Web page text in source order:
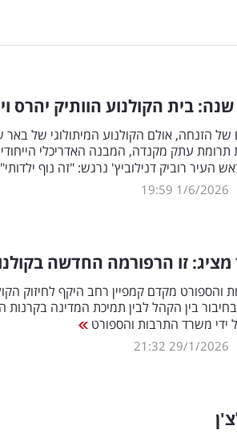
של הזנחה, אולם הקולנוע המיתולוגי של
תרומת עתק מקנדה, המבנה האדריכלי הייחודי
העיר רוביק דנילוביץ' נרגש: "זה נוף ילדותי"
1/6/2026
19:59
מציג: זו הרפורמה החדשה
והספורט מקדם קמפיין רחב היקף לחיזוק
בין הקהל לבין תמיכת המדינה בקרנות
ידי משרד התרבות והספורט
29/1/2026
21:32